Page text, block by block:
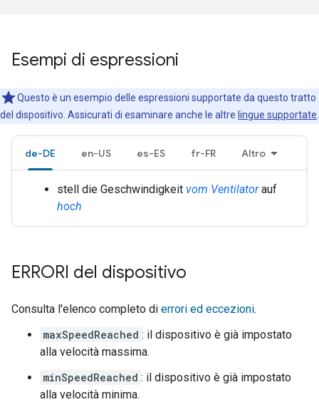
Esempi di espressioni
Questo è un esempio delle espressioni supportate da questo tratto
del dispositivo. Assicurati di esaminare anche le altre lingue supportate
de-DE en-US es-ES fr-FR Altro
stell die Geschwindigkeit vom Ventilator auf
hoch
ERRORI del dispositivo
Consulta l'elenco completo di errori ed eccezioni.
maxSpeedReached : il dispositivo è già impostato
alla velocità massima.
minSpeedReached : il dispositivo è già impostato
alla velocità minima.